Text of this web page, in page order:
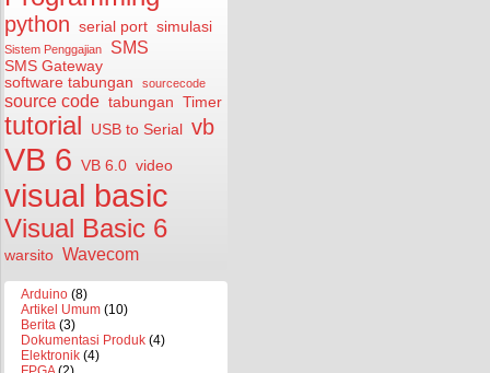
python serial port simulasi
Sistem Penggajian SMS
SMS Gateway
software tabungan
sourcecode
source code tabungan Timer
tutorial USB to Serial vb
VB 6 VB 6.0 video
visual basic
Visual Basic 6
warsito Wavecom
Arduino (8)
Artikel Umum (10)
Berita (3)
Dokumentasi Produk (4)
Elektronik (4)